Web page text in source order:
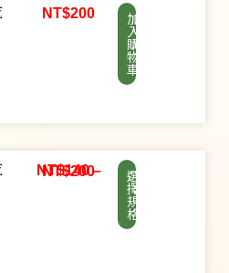
NT$200 加
入
購
物
車
NT$140–
NT$200 選
擇
規
格